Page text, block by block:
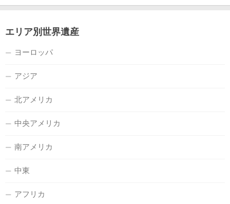
エリア別世界遺産
ヨーロッパ
アジア
北アメリカ
中央アメリカ
南アメリカ
中東
アフリカ